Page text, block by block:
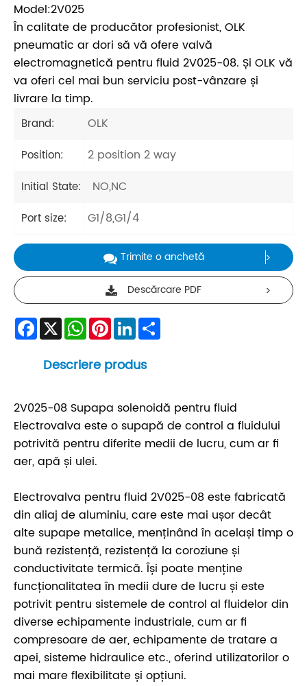
Model:2V025
În calitate de producător profesionist, OLK
pneumatic ar dori să vă ofere valvă
electromagnetică pentru fluid 2V025-08. Și OLK vă
va oferi cel mai bun serviciu post-vânzare și
livrare la timp.
Brand: OLK
Position: 2 position 2 way
Initial State: NO,NC
Port size: G1/8,G1/4
Trimite o anchetă
Descărcare PDF
Facebook
X WhatsApp
Pinterest
LinkedIn
Descriere produs
2V025-08 Supapa solenoidă pentru fluid
Electrovalva este o supapă de control a fluidului
potrivită pentru diferite medii de lucru, cum ar fi
aer, apă și ulei.
Electrovalva pentru fluid 2V025-08 este fabricată
din aliaj de aluminiu, care este mai ușor decât
alte supape metalice, menținând în același timp o
bună rezistență, rezistență la coroziune și
conductivitate termică. Își poate menține
funcționalitatea în medii dure de lucru și este
potrivit pentru sistemele de control al fluidelor din
diverse echipamente industriale, cum ar fi
compresoare de aer, echipamente de tratare a
apei, sisteme hidraulice etc., oferind utilizatorilor o
mai mare flexibilitate și opțiuni.